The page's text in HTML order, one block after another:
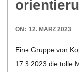
2023-
ON: 12. MÄRZ 2023
Eine Gruppe von
17.3.2023 die tolle